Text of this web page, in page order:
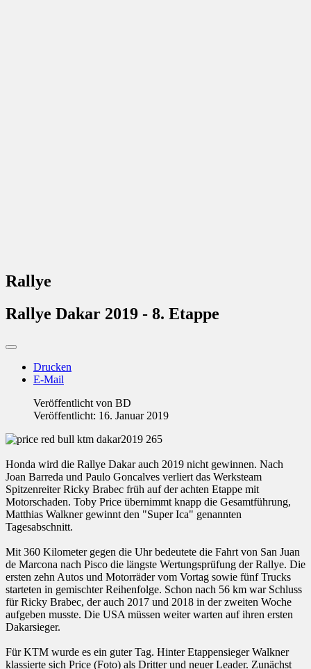
Rallye
Rallye Dakar 2019 - 8. Etappe
Drucken
E-Mail
Veröffentlicht von BD
Veröffentlicht: 16. Januar 2019
Honda wird die Rallye Dakar auch 2019 nicht gewinnen. Nach
Joan Barreda und Paulo Goncalves verliert das Werksteam
Spitzenreiter Ricky Brabec früh auf der achten Etappe mit
Motorschaden. Toby Price übernimmt knapp die Gesamtführung,
Matthias Walkner gewinnt den "Super Ica" genannten
Tagesabschnitt.
Mit 360 Kilometer gegen die Uhr bedeutete die Fahrt von San Juan
de Marcona nach Pisco die längste Wertungsprüfung der Rallye. Die
ersten zehn Autos und Motorräder vom Vortag sowie fünf Trucks
starteten in gemischter Reihenfolge. Schon nach 56 km war Schluss
für Ricky Brabec, der auch 2017 und 2018 in der zweiten Woche
aufgeben musste. Die USA müssen weiter warten auf ihren ersten
Dakarsieger.
Für KTM wurde es ein guter Tag. Hinter Etappensieger Walkner
klassierte sich Price (Foto) als Dritter und neuer Leader. Zunächst